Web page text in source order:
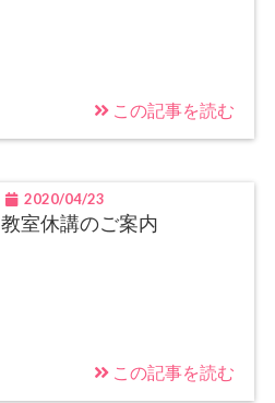
この記事を読む
2020/04/23
教室休講のご案内
この記事を読む